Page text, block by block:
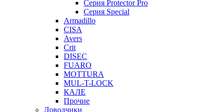
Серия Protector Pro
Серия Special
Armadillo
CISA
Avers
Crit
DISEC
FUARO
MOTTURA
MUL-T-LOCK
КАЛЕ
Прочие
Доводчики